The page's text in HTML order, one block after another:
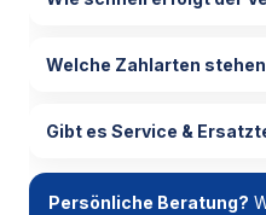
Welche Zahlarten
Gibt es Service &
Persönliche Beratung?